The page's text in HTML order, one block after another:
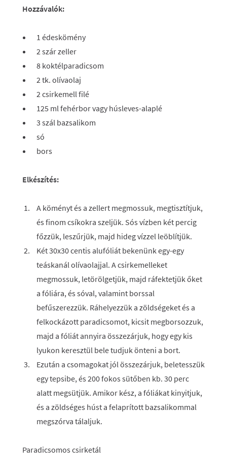
Hozzávalók:
1 édeskömény
2 szár zeller
8 koktélparadicsom
2 tk. olívaolaj
2 csirkemell filé
125 ml fehérbor vagy húsleves-alaplé
3 szál bazsalikom
só
bors
Elkészítés:
A köményt és a zellert megmossuk, megtisztítjuk,
és finom csíkokra szeljük. Sós vízben két percig
főzzük, leszűrjük, majd hideg vízzel leöblítjük.
Két 30x30 centis alufóliát bekenünk egy-egy
teáskanál olívaolajjal. A csirkemelleket
megmossuk, letörölgetjük, majd ráfektetjük őket
a fóliára, és sóval, valamint borssal
befűszerezzük. Ráhelyezzük a zöldségeket és a
felkockázott paradicsomot, kicsit megborsozzuk,
majd a fóliát annyira összezárjuk, hogy egy kis
lyukon keresztül bele tudjuk önteni a bort.
Ezután a csomagokat jól összezárjuk, beletesszük
egy tepsibe, és 200 fokos sütőben kb. 30 perc
alatt megsütjük. Amikor kész, a fóliákat kinyitjuk,
és a zöldséges húst a felaprított bazsalikommal
megszórva tálaljuk.
Paradicsomos csirketál